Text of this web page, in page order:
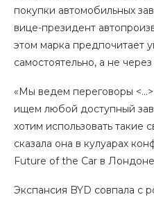
покупки автомобильных
вице-президент
этом марка предпочитает
самостоятельно, а не
«Мы ведем переговоры
ищем любой доступный
хотим использовать
сказала она в кулуарах
Future of the Car в
Экспансия BYD совпала с